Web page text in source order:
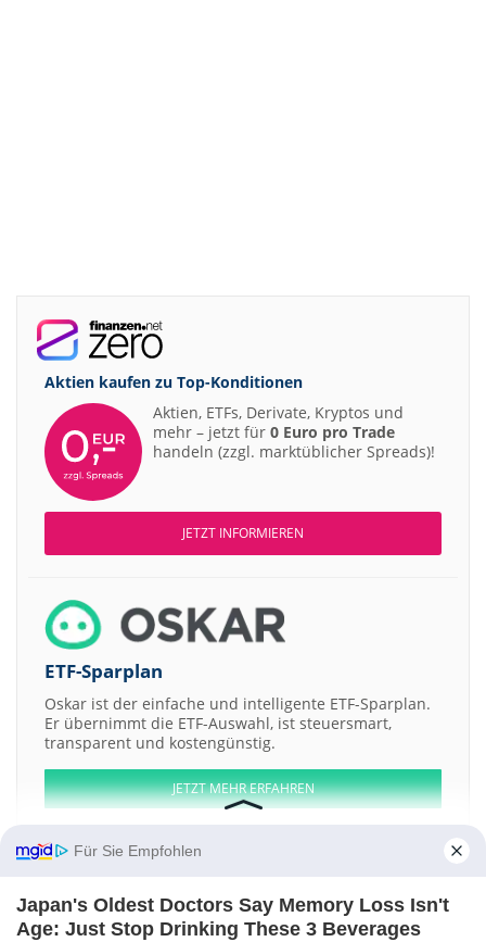
Aktien kaufen zu Top-Konditionen
Aktien, ETFs, Derivate, Kryptos und
mehr – jetzt für 0 Euro pro Trade
handeln (zzgl. marktüblicher Spreads)!
JETZT INFORMIEREN
ETF-Sparplan
Oskar ist der einfache und intelligente ETF-Sparplan.
Er übernimmt die ETF-Auswahl, ist steuersmart,
transparent und kostengünstig.
JETZT MEHR ERFAHREN
Aktien ATX DAX EuroStoxx 50 Dow Jones NASDAQ 100 Nikkei 225
S&P 500
Für Sie Empfohlen
Japan's Oldest Doctors Say Memory Loss Isn't
Age: Just Stop Drinking These 3 Beverages